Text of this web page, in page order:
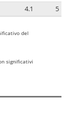
4.1 5
del
significativi